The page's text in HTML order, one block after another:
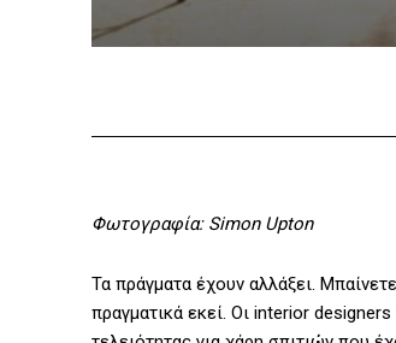
Φωτογραφία: Simon Upton
Τα πράγματα έχουν αλλάξει.
πραγματικά εκεί. Οι interior